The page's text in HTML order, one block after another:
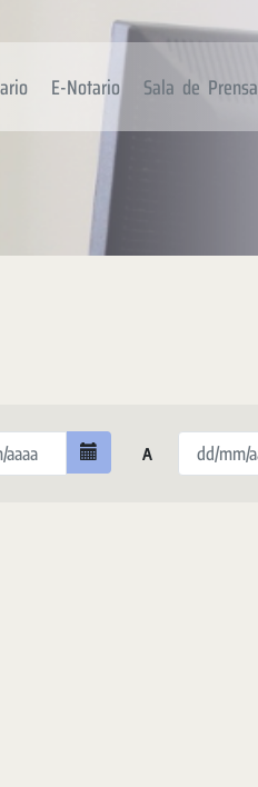
E-Notario Sala de Prensa
A